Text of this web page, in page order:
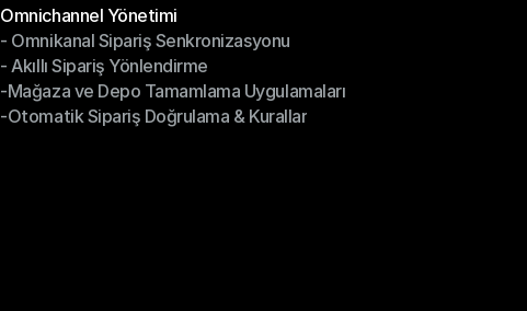
Omnichannel Yönetimi
Omnichannel Yönetimi
- Omnikanal Sipariş Senkronizasyonu
- Omnikanal Sipariş Senkronizasyonu
- Akıllı Sipariş Yönlendirme
- Akıllı Sipariş Yönlendirme
-Mağaza ve Depo Tamamlama Uygulamaları
-Mağaza ve Depo Tamamlama Uygulamaları
-Otomatik Sipariş Doğrulama & Kurallar